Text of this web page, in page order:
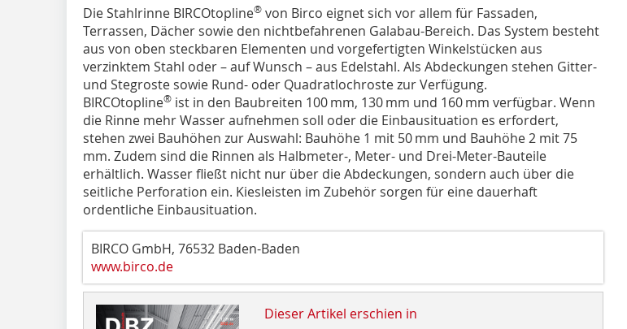
Die Stahlrinne BIRCOtopline® von Birco eignet sich vor allem für Fassaden,
Terrassen, Dächer sowie den nichtbefahrenen Galabau-Bereich. Das System besteht
aus von oben steckbaren Elementen und vorgefertigten Winkelstücken aus
verzinktem Stahl oder – auf Wunsch – aus Edelstahl. Als Abdeckungen stehen Gitter-
und Stegroste sowie Rund- oder Quadratlochroste zur Verfügung.
BIRCOtopline® ist in den Baubreiten 100 mm, 130 mm und 160 mm verfügbar. Wenn
die Rinne mehr Wasser aufnehmen soll oder die Einbausituation es erfordert,
stehen zwei Bauhöhen zur Auswahl: Bauhöhe 1 mit 50 mm und Bauhöhe 2 mit 75
mm. Zudem sind die Rinnen als Halbmeter-, Meter- und Drei-Meter-Bauteile
erhältlich. Wasser fließt nicht nur über die Abdeckungen, sondern auch über die
seitliche Perforation ein. Kiesleisten im Zubehör sorgen für eine dauerhaft
ordentliche Einbausituation.
BIRCO GmbH, 76532 Baden-Baden
www.birco.de
Dieser Artikel erschien in